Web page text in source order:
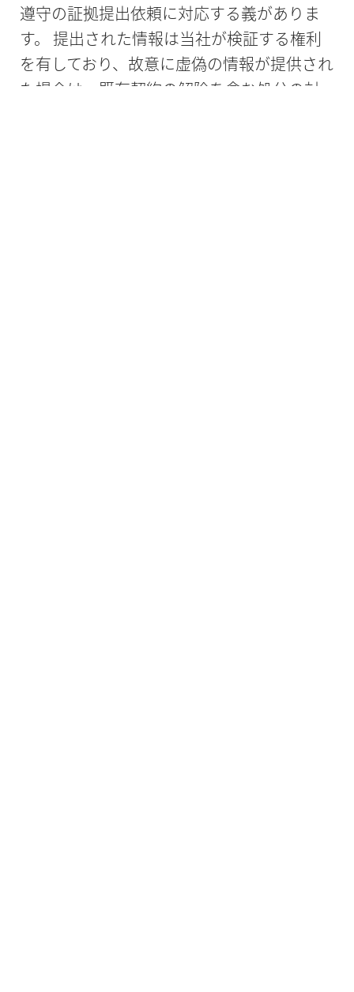
遵守の証拠提出依頼に対応する義がありま
す。 提出された情報は当社が検証する権利
を有しており、故意に虚偽の情報が提供され
た場合は、既存契約の解除を含む処分の対